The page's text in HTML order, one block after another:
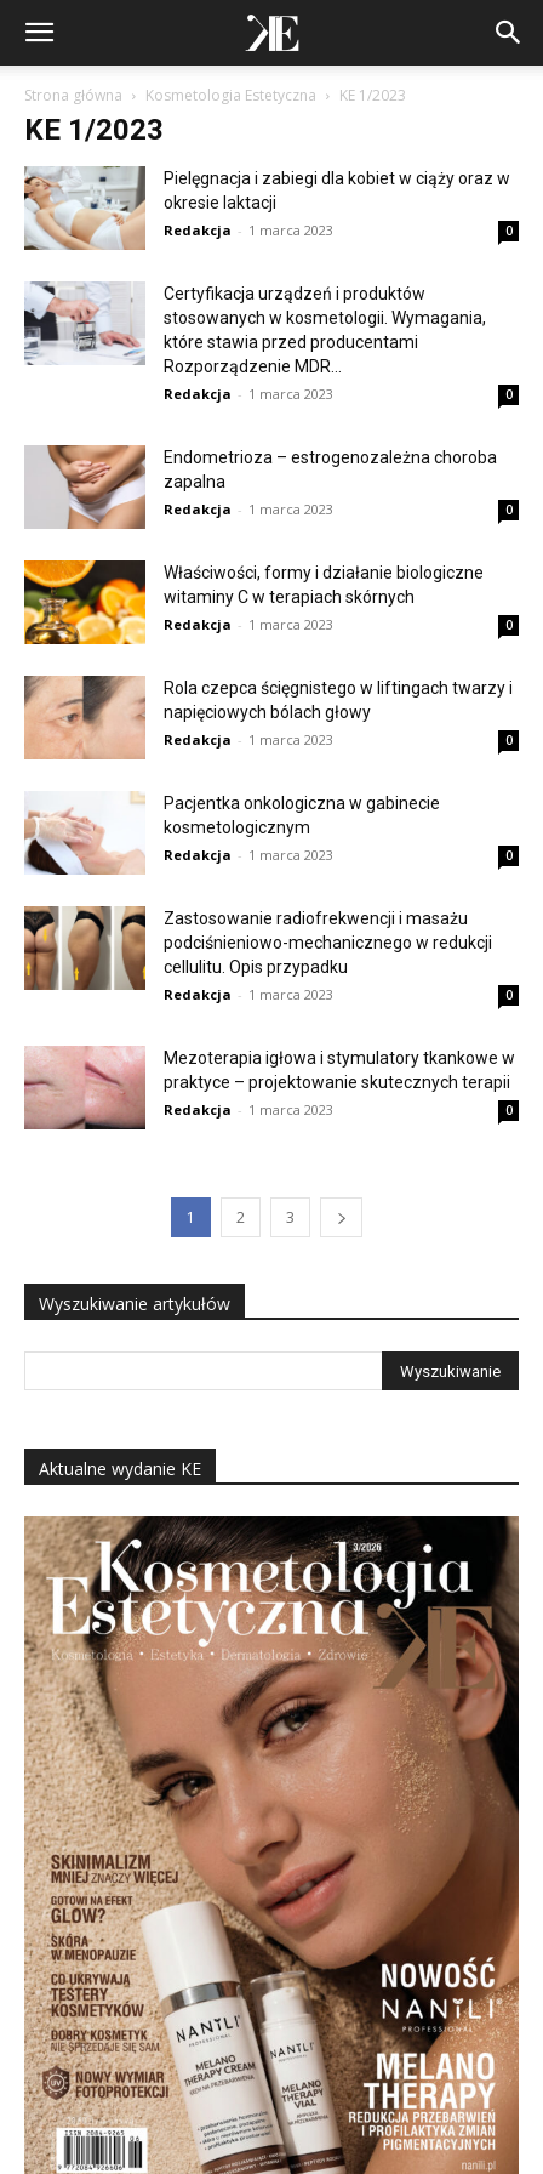
Strona główna Kosmetologia Estetyczna KE 1/2023
KE 1/2023
Pielęgnacja i zabiegi dla kobiet w ciąży oraz w
okresie laktacji
Redakcja - 1 marca 2023 0
Certyfikacja urządzeń i produktów
stosowanych w kosmetologii. Wymagania,
które stawia przed producentami
Rozporządzenie MDR...
Redakcja - 1 marca 2023 0
Endometrioza – estrogenozależna choroba
zapalna
Redakcja - 1 marca 2023 0
Właściwości, formy i działanie biologiczne
witaminy C w terapiach skórnych
Redakcja - 1 marca 2023 0
Rola czepca ścięgnistego w liftingach twarzy i
napięciowych bólach głowy
Redakcja - 1 marca 2023 0
Pacjentka onkologiczna w gabinecie
kosmetologicznym
Redakcja - 1 marca 2023 0
Zastosowanie radiofrekwencji i masażu
podciśnieniowo-mechanicznego w redukcji
cellulitu. Opis przypadku
Redakcja - 1 marca 2023 0
Mezoterapia igłowa i stymulatory tkankowe w
praktyce – projektowanie skutecznych terapii
Redakcja - 1 marca 2023 0
1 2 3
Wyszukiwanie artykułów
Aktualne wydanie KE